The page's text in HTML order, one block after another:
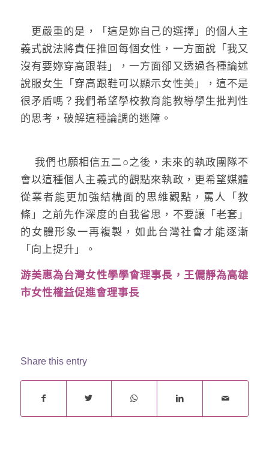
更嚴重的是，「這是妳自己的選擇」的個人主
義式說法將責任推回每個女性，一方面說「我又
沒有要妳穿高跟鞋」，一方面卻又透過各種論述
說服女生「穿高跟鞋可以顯示女性美」，這不是
很矛盾嗎？我們希望學校教育能教導學生批判性
的思考，破解這種論調的迷障。
我們也願相信五二○之後，未來的執政團隊不
會以這種個人主義式的觀點來執政，更希望媒體
從業者能更加強結構面的思維觀點，罵人「教
條」之前先作深度的自我省思，不要讓「老套」
的女體形象一再複製，如此台灣社會才能逐漸
「向上提升」。
游美惠為台灣女性學學會理事長，王儷靜為高雄
市女性權益促進會理事長
Share this entry